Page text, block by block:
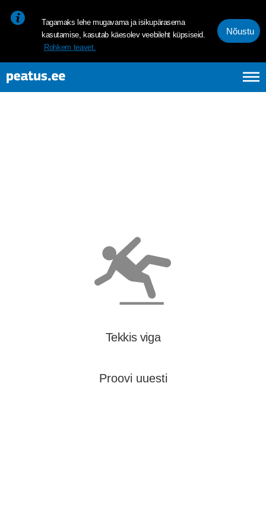
Tagamaks lehe mugavama ja isikupärasema
kasutamise, kasutab käesolev veebileht küpsiseid.
Rohkem teavet.
Nõustu
Tekkis viga
Proovi uuesti